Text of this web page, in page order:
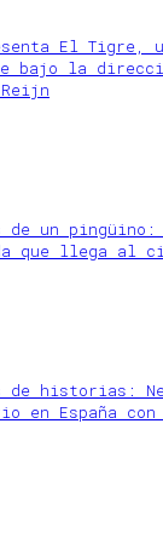
El Tigre,
bajo la
de un
que llega al
de historias:
en España